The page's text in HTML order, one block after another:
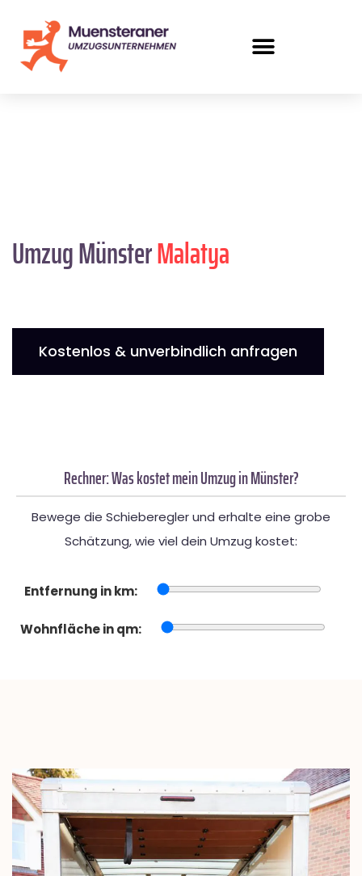
Umzug MünsterMalatya
Kostenlos & unverbindlich anfragen
Rechner: Was kostet mein Umzug in Münster?
Bewege die Schieberegler und erhalte eine grobe
Schätzung, wie viel dein Umzug kostet:
Entfernung in km:
Wohnfläche in qm: